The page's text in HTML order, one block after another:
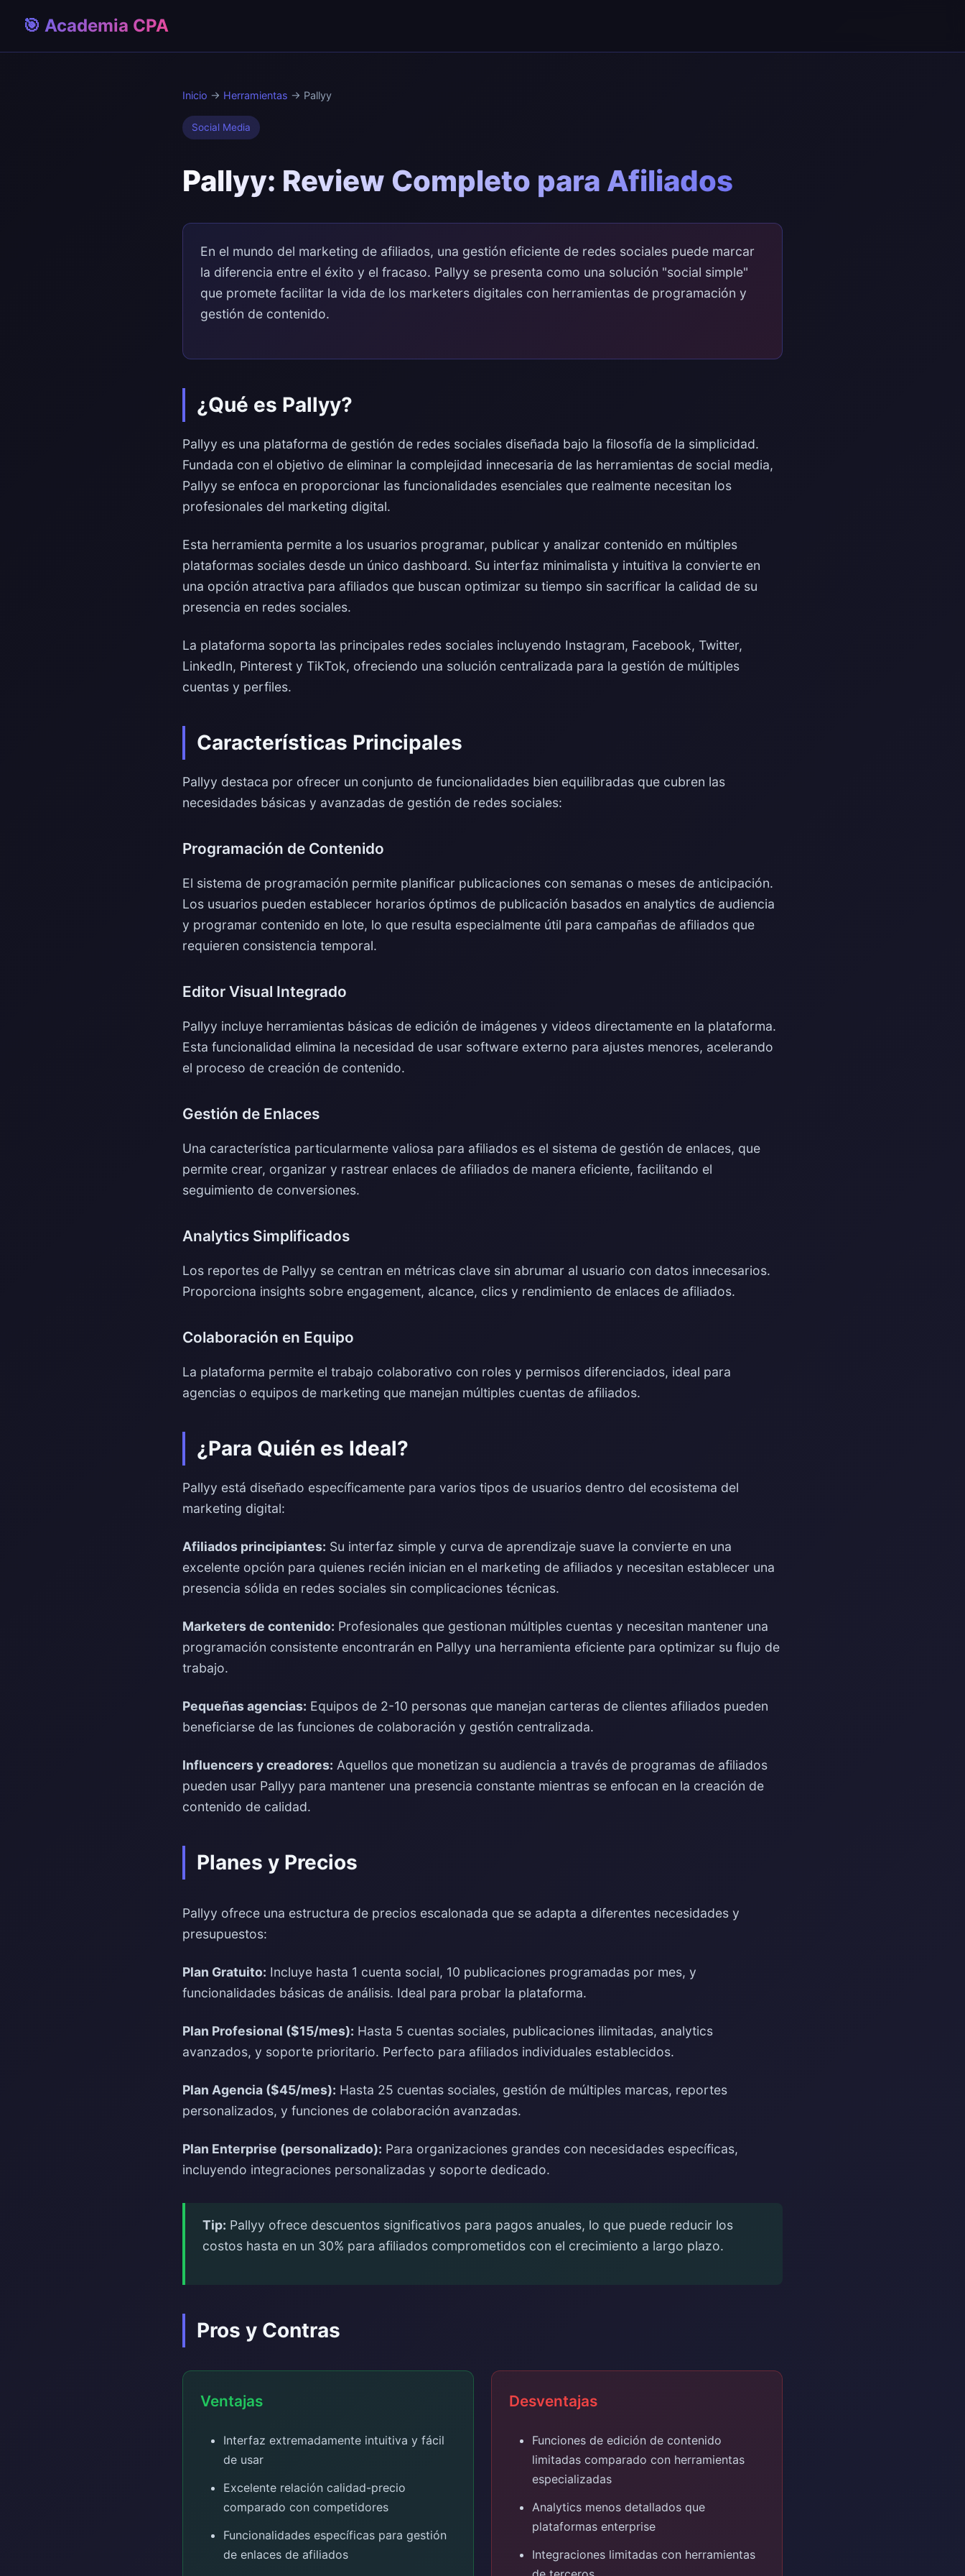
🎯 Academia CPA
Inicio → Herramientas → Pallyy
Social Media
Pallyy: Review Completo para Afiliados
En el mundo del marketing de afiliados, una gestión eficiente de redes sociales puede marcar
la diferencia entre el éxito y el fracaso. Pallyy se presenta como una solución "social simple"
que promete facilitar la vida de los marketers digitales con herramientas de programación y
gestión de contenido.
¿Qué es Pallyy?
Pallyy es una plataforma de gestión de redes sociales diseñada bajo la filosofía de la simplicidad.
Fundada con el objetivo de eliminar la complejidad innecesaria de las herramientas de social media,
Pallyy se enfoca en proporcionar las funcionalidades esenciales que realmente necesitan los
profesionales del marketing digital.
Esta herramienta permite a los usuarios programar, publicar y analizar contenido en múltiples
plataformas sociales desde un único dashboard. Su interfaz minimalista y intuitiva la convierte en
una opción atractiva para afiliados que buscan optimizar su tiempo sin sacrificar la calidad de su
presencia en redes sociales.
La plataforma soporta las principales redes sociales incluyendo Instagram, Facebook, Twitter,
LinkedIn, Pinterest y TikTok, ofreciendo una solución centralizada para la gestión de múltiples
cuentas y perfiles.
Características Principales
Pallyy destaca por ofrecer un conjunto de funcionalidades bien equilibradas que cubren las
necesidades básicas y avanzadas de gestión de redes sociales:
Programación de Contenido
El sistema de programación permite planificar publicaciones con semanas o meses de anticipación.
Los usuarios pueden establecer horarios óptimos de publicación basados en analytics de audiencia
y programar contenido en lote, lo que resulta especialmente útil para campañas de afiliados que
requieren consistencia temporal.
Editor Visual Integrado
Pallyy incluye herramientas básicas de edición de imágenes y videos directamente en la plataforma.
Esta funcionalidad elimina la necesidad de usar software externo para ajustes menores, acelerando
el proceso de creación de contenido.
Gestión de Enlaces
Una característica particularmente valiosa para afiliados es el sistema de gestión de enlaces, que
permite crear, organizar y rastrear enlaces de afiliados de manera eficiente, facilitando el
seguimiento de conversiones.
Analytics Simplificados
Los reportes de Pallyy se centran en métricas clave sin abrumar al usuario con datos innecesarios.
Proporciona insights sobre engagement, alcance, clics y rendimiento de enlaces de afiliados.
Colaboración en Equipo
La plataforma permite el trabajo colaborativo con roles y permisos diferenciados, ideal para
agencias o equipos de marketing que manejan múltiples cuentas de afiliados.
¿Para Quién es Ideal?
Pallyy está diseñado específicamente para varios tipos de usuarios dentro del ecosistema del
marketing digital:
Afiliados principiantes: Su interfaz simple y curva de aprendizaje suave la convierte en una
excelente opción para quienes recién inician en el marketing de afiliados y necesitan establecer una
presencia sólida en redes sociales sin complicaciones técnicas.
Marketers de contenido: Profesionales que gestionan múltiples cuentas y necesitan mantener una
programación consistente encontrarán en Pallyy una herramienta eficiente para optimizar su flujo de
trabajo.
Pequeñas agencias: Equipos de 2-10 personas que manejan carteras de clientes afiliados pueden
beneficiarse de las funciones de colaboración y gestión centralizada.
Influencers y creadores: Aquellos que monetizan su audiencia a través de programas de afiliados
pueden usar Pallyy para mantener una presencia constante mientras se enfocan en la creación de
contenido de calidad.
Planes y Precios
Pallyy ofrece una estructura de precios escalonada que se adapta a diferentes necesidades y
presupuestos:
Plan Gratuito: Incluye hasta 1 cuenta social, 10 publicaciones programadas por mes, y
funcionalidades básicas de análisis. Ideal para probar la plataforma.
Plan Profesional ($15/mes): Hasta 5 cuentas sociales, publicaciones ilimitadas, analytics
avanzados, y soporte prioritario. Perfecto para afiliados individuales establecidos.
Plan Agencia ($45/mes): Hasta 25 cuentas sociales, gestión de múltiples marcas, reportes
personalizados, y funciones de colaboración avanzadas.
Plan Enterprise (personalizado): Para organizaciones grandes con necesidades específicas,
incluyendo integraciones personalizadas y soporte dedicado.
Tip: Pallyy ofrece descuentos significativos para pagos anuales, lo que puede reducir los
costos hasta en un 30% para afiliados comprometidos con el crecimiento a largo plazo.
Pros y Contras
Ventajas
Interfaz extremadamente intuitiva y fácil
de usar
Excelente relación calidad-precio
comparado con competidores
Funcionalidades específicas para gestión
de enlaces de afiliados
Desventajas
Funciones de edición de contenido
limitadas comparado con herramientas
especializadas
Analytics menos detallados que
plataformas enterprise
Integraciones limitadas con herramientas